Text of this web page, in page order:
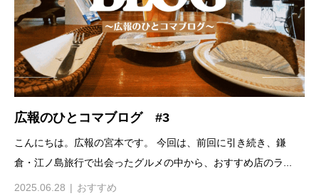
広報のひとコマブログ #3
こんにちは。広報の宮本です。 今回は、前回に引き続き、鎌
倉・江ノ島旅行で出会ったグルメの中から、おすすめ店のラ...
2025.06.28 おすすめ